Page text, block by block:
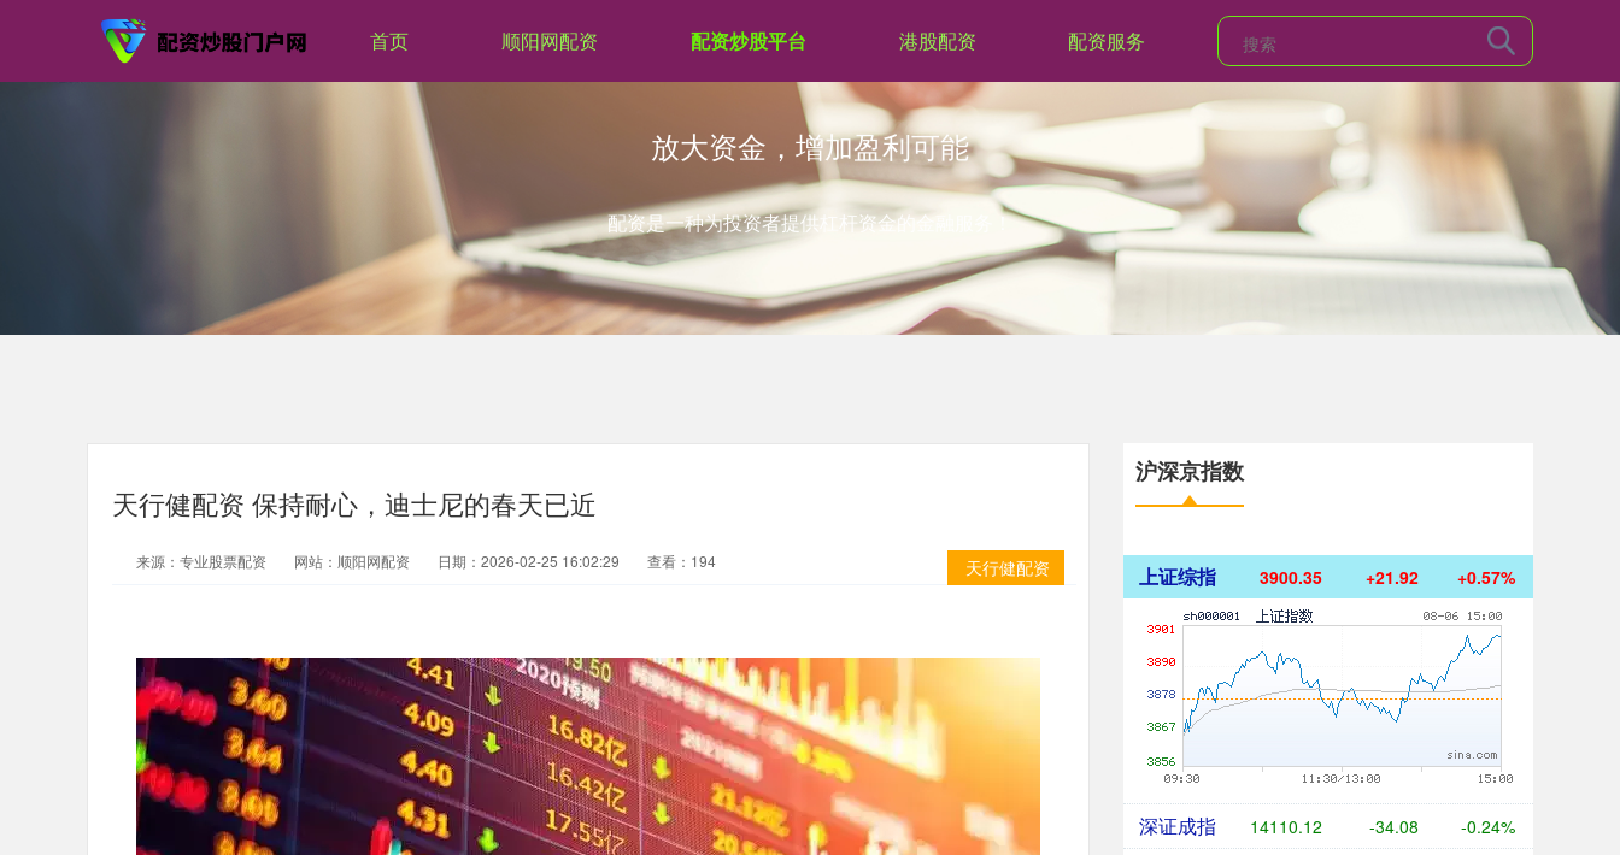
首页 顺阳网配资 配资炒股平台 港股配资 配资服务
放大资金，增加盈利可能
配资是一种为投资者提供杠杆资金的金融服务！
天行健配资 保持耐心，迪士尼的春天已近
天行健配资
来源：专业股票配资 网站：顺阳网配资 日期：2026-02-25 16:02:29 查看：194
沪深京指数
上证综指 3900.35 +21.92 +0.57%
深证成指 14110.12 -34.08 -0.24%